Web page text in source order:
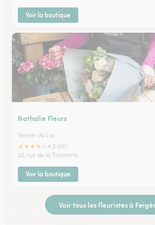
Voir la boutique
Nathalie Fleurs
Veyrier du Lac
★★★★
4.2 (46)
22, rue de la Tournette
Voir la boutique
Voir tous les fleuristes à